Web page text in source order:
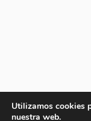
Utilizamos cookies
nuestra web.